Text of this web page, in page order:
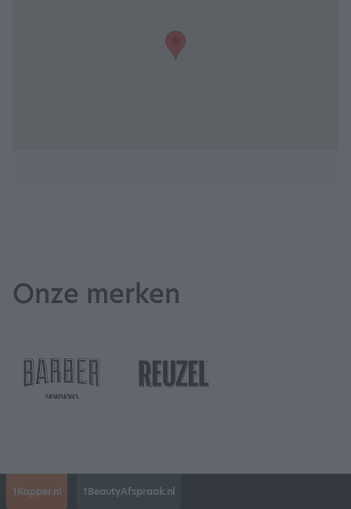
Onze merken
1Kapper.nl 1BeautyAfspraak.nl